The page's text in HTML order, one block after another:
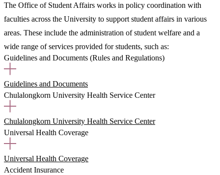
The Office of Student Affairs works in policy coordination with
faculties across the University to support student affairs in various
areas. These include the administration of student welfare and a
wide range of services provided for students, such as:
Guidelines and Documents (Rules and Regulations)
Guidelines and Documents
Chulalongkorn University Health Service Center
Chulalongkorn University Health Service Center
Universal Health Coverage
Universal Health Coverage
Accident Insurance